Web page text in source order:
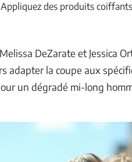
des produits
DeZarate et Jessica
adapter la coupe aux
un dégradé mi-long